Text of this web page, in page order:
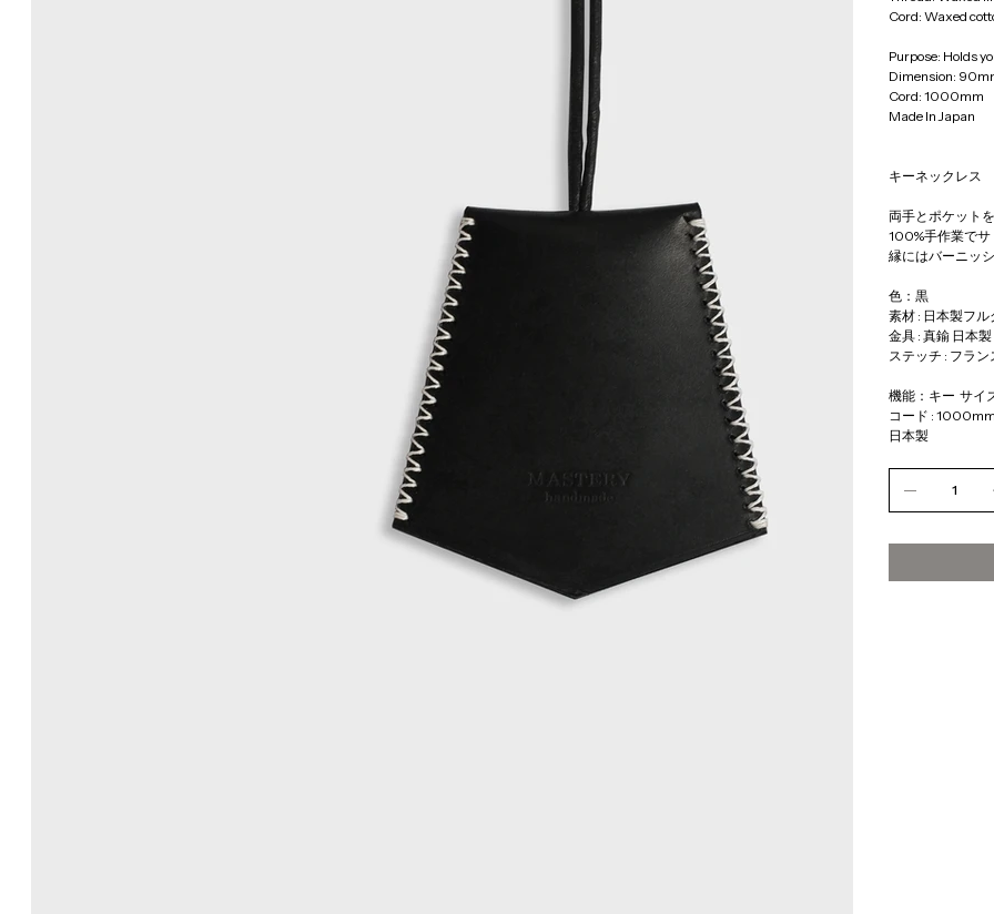
Cord: Waxed
Purpose: Holds
Dimension:
Cord: 1000mm
Made In Japan
キーネックレス
両手とポケット
100%手作業でサ
縁にはバーニッ
色：黒
素材 : 日本製フ
金具 : 真鍮 日本製
ステッチ : フラ
機能：キー  サイ
コード : 1000mm
日本製